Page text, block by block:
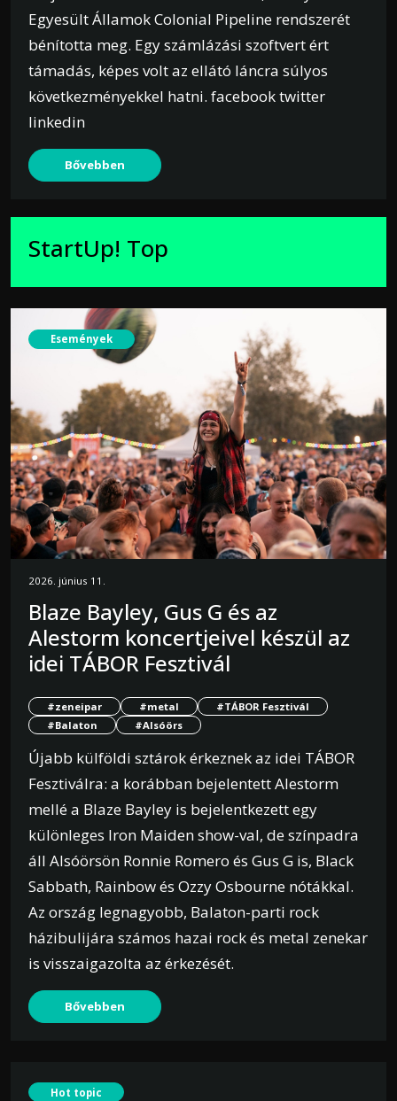
Egyesült Államok Colonial Pipeline rendszerét
bénította meg. Egy számlázási szoftvert ért
támadás, képes volt az ellátó láncra súlyos
következményekkel hatni. facebook twitter
linkedin
Bővebben
StartUp! Top
Események
2026. június 11.
Blaze Bayley, Gus G és az
Alestorm koncertjeivel készül az
idei TÁBOR Fesztivál
#zeneipar #metal
#TÁBOR Fesztivál
#Balaton
#Alsóörs
Újabb külföldi sztárok érkeznek az idei TÁBOR
Fesztiválra: a korábban bejelentett Alestorm
mellé a Blaze Bayley is bejelentkezett egy
különleges Iron Maiden show-val, de színpadra
áll Alsóörsön Ronnie Romero és Gus G is, Black
Sabbath, Rainbow és Ozzy Osbourne nótákkal.
Az ország legnagyobb, Balaton-parti rock
házibulijára számos hazai rock és metal zenekar
is visszaigazolta az érkezését.
Bővebben
Hot topic